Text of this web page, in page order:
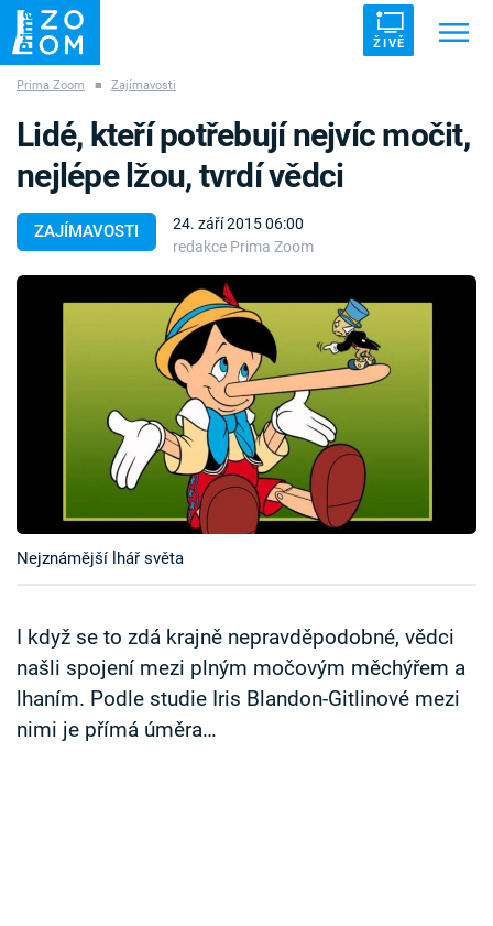
ŽIVĚ
ZÁHADY VETŘELCI DÁVNOVĚKU
Témata
TV Program
Časopis
Sledujte prima+
Přihlášení
Sledujte nás
Prima Zoom ■ Zajímavosti
ZAJÍMAVOSTI
24. září 2015 06:00
redakce Prima Zoom
Lidé, kteří potřebují nejvíc močit,
nejlépe lžou, tvrdí vědci
Nejznámější lhář světa
I když se to zdá krajně nepravděpodobné, vědci
našli spojení mezi plným močovým měchýřem a
lhaním. Podle studie Iris Blandon-Gitlinové mezi
nimi je přímá úměra…